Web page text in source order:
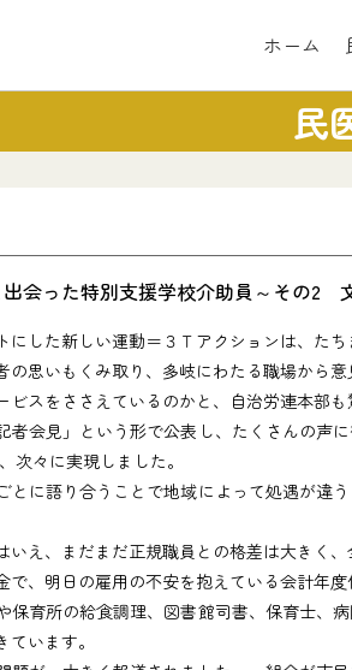
ホーム
民
会った特別支援学校介助員～その2
した新しい運動＝３Ｔアクションは、た
思いもくみ取り、多岐にわたる職場から意
スをささえているのかと、自治労連本部も
会見」という形で公表し、たくさんの声
次々に実現しました。
に語り合うことで地域によって処遇が違
え、まだまだ正規職員との格差は大きく
、明日の雇用の不安を抱えている会計年度
育所の給食調理、図書館司書、保育士、
います。